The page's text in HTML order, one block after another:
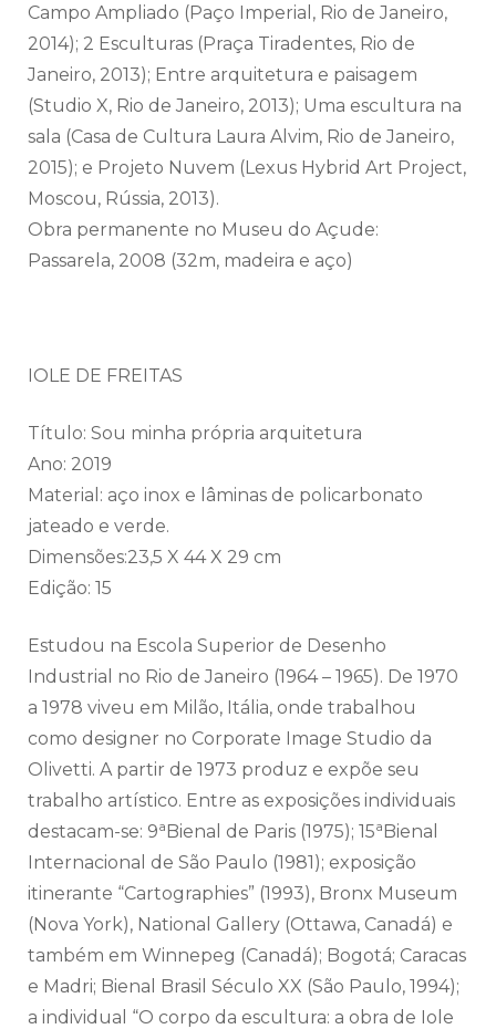
Campo Ampliado (Paço Imperial, Rio de Janeiro,
2014); 2 Esculturas (Praça Tiradentes, Rio de
Janeiro, 2013); Entre arquitetura e paisagem
(Studio X, Rio de Janeiro, 2013); Uma escultura na
sala (Casa de Cultura Laura Alvim, Rio de Janeiro,
2015); e Projeto Nuvem (Lexus Hybrid Art Project,
Moscou, Rússia, 2013).
Obra permanente no Museu do Açude:
Passarela, 2008 (32m, madeira e aço)
IOLE DE FREITAS
Título: Sou minha própria arquitetura
Ano: 2019
Material: aço inox e lâminas de policarbonato
jateado e verde.
Dimensões:23,5 X 44 X 29 cm
Edição: 15
Estudou na Escola Superior de Desenho
Industrial no Rio de Janeiro (1964 – 1965). De 1970
a 1978 viveu em Milão, Itália, onde trabalhou
como designer no Corporate Image Studio da
Olivetti. A partir de 1973 produz e expõe seu
trabalho artístico. Entre as exposições individuais
destacam-se: 9aBienal de Paris (1975); 15aBienal
Internacional de São Paulo (1981); exposição
itinerante “Cartographies” (1993), Bronx Museum
(Nova York), National Gallery (Ottawa, Canadá) e
também em Winnepeg (Canadá); Bogotá; Caracas
e Madri; Bienal Brasil Século XX (São Paulo, 1994);
a individual “O corpo da escultura: a obra de Iole